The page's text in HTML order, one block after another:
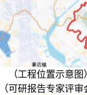
（工程位置示意图
（可研报告专家评审